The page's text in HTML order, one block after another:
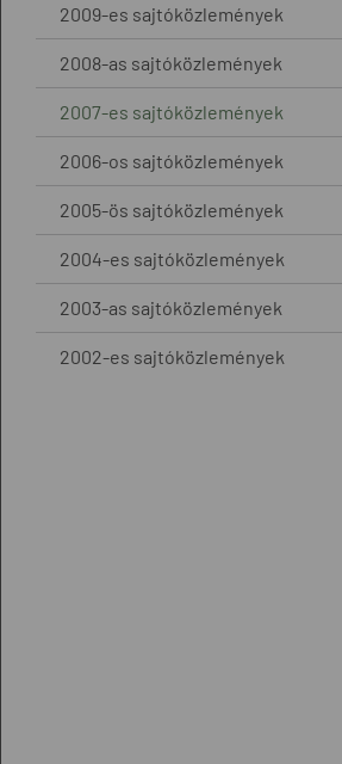
2009-es sajtóközlemények
2008-as sajtóközlemények
2007-es sajtóközlemények
2006-os sajtóközlemények
2005-ös sajtóközlemények
2004-es sajtóközlemények
2003-as sajtóközlemények
2002-es sajtóközlemények